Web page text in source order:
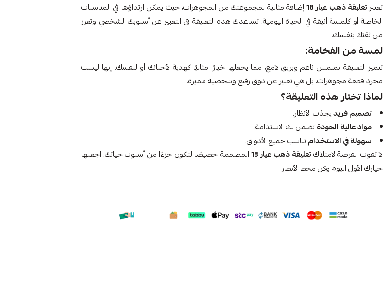
تعتبرتعليقة ذهب عيار 18
إضافة مثالية لمجموعتك من المجوهرات، حيث يمكن ارتداؤها في المناسبات
الخاصة أو كلمسة أنيقة في الحياة اليومية. تساعدك هذه التعليقة في التعبير عن أسلوبك الشخصي وتعزز
من ثقتك بنفسك.
لمسة من الفخامة:
تتميز التعليقة بملمس ناعم وبريق لامع، مما يجعلها خيارًا مثاليًا كهدية لأحبائك أو لنفسك. إنها ليست
مجرد قطعة مجوهرات، بل هي تعبير عن ذوق رفيع وشخصية مميزة.
لماذا تختار هذه التعليقة؟
تصميم فريديجذب الأنظار.
مواد عالية الجودةتضمن لك الاستدامة.
سهولة في الاستخدامتناسب جميع الأذواق.
لا تفوت الفرصة لامتلاكتعليقة ذهب عيار 18
المصممة خصيصًا لتكون جزءًا من أسلوب حياتك. اجعلها
خيارك الأول اليوم وكن محط الأنظار!